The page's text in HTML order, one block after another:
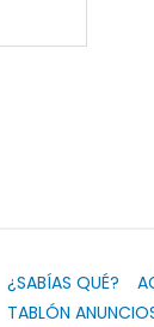
¿SABÍAS QUÉ?
TABLÓN